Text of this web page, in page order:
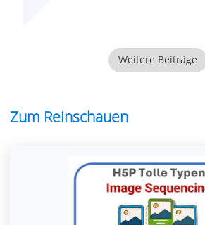
Weitere Beiträge
Zum Reinschauen